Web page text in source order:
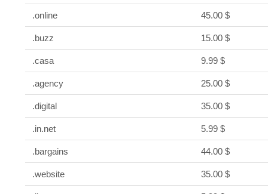
.online 45.00 $
.buzz 15.00 $
.casa 9.99 $
.agency 25.00 $
.digital 35.00 $
.in.net 5.99 $
.bargains 44.00 $
.website 35.00 $